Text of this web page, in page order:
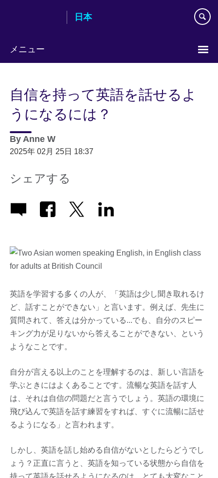
content
日本
メニュー
自信を持って英語を話せるよ
うになるには？
By Anne W
2025年 02月 25日 18:37
シェアする
英語を学習する多くの人が、「英語は少し聞き取れるけ
ど、話すことができない」と言います。例えば、先生に
質問されて、答えは分かっている...でも、自分のスピー
キング力が足りないから答えることができない、という
ようなことです。
自分が言える以上のことを理解するのは、新しい言語を
学ぶときにはよくあることです。流暢な英語を話す人
は、それは自信の問題だと言うでしょう。英語の環境に
飛び込んで英語を話す練習をすれば、すぐに流暢に話せ
るようになる」と言われます。
しかし、英語を話し始める自信がないとしたらどうでし
ょう？正直に言うと、英語を知っている状態から自信を